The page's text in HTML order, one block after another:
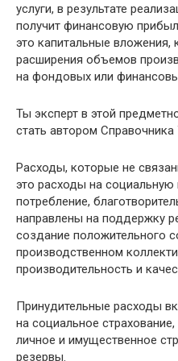
услуги, в результате
получит финансовую
это капитальные
расширения объемов
на фондовых или
Ты эксперт в этой
стать автором
Расходы, которые не
это расходы на
потребление,
направлены на поддержку
создание положительного
производственном
производительность и
Принудительные расходы
на социальное
личное и имущественное
резервы.